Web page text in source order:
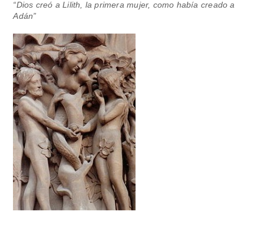
“Dios creó a Lilith, la primera mujer, como había creado a
Adán”